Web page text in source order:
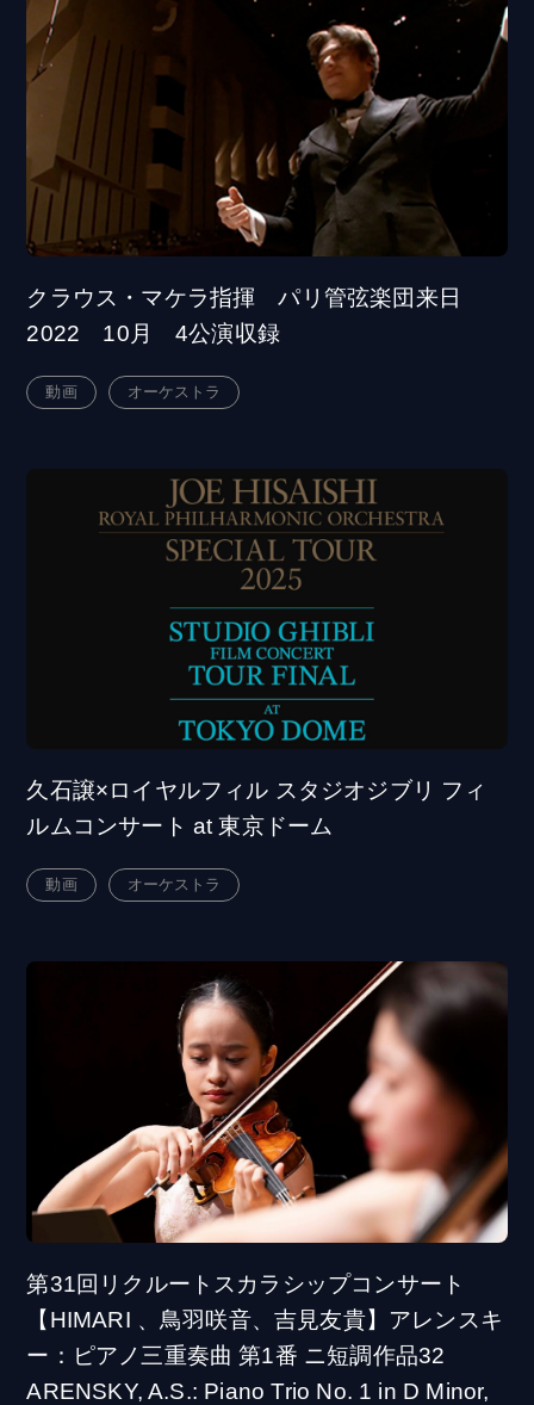
クラウス・マケラ指揮 パリ管弦楽団来日
2022 10月 4公演収録
動画 オーケストラ
久石譲×ロイヤルフィル スタジオジブリ フィ
ルムコンサート at 東京ドーム
動画 オーケストラ
第31回リクルートスカラシップコンサート
【HIMARI 、鳥羽咲音、吉見友貴】アレンスキ
ー：ピアノ三重奏曲 第1番 ニ短調作品32
ARENSKY, A.S.: Piano Trio No. 1 in D Minor,